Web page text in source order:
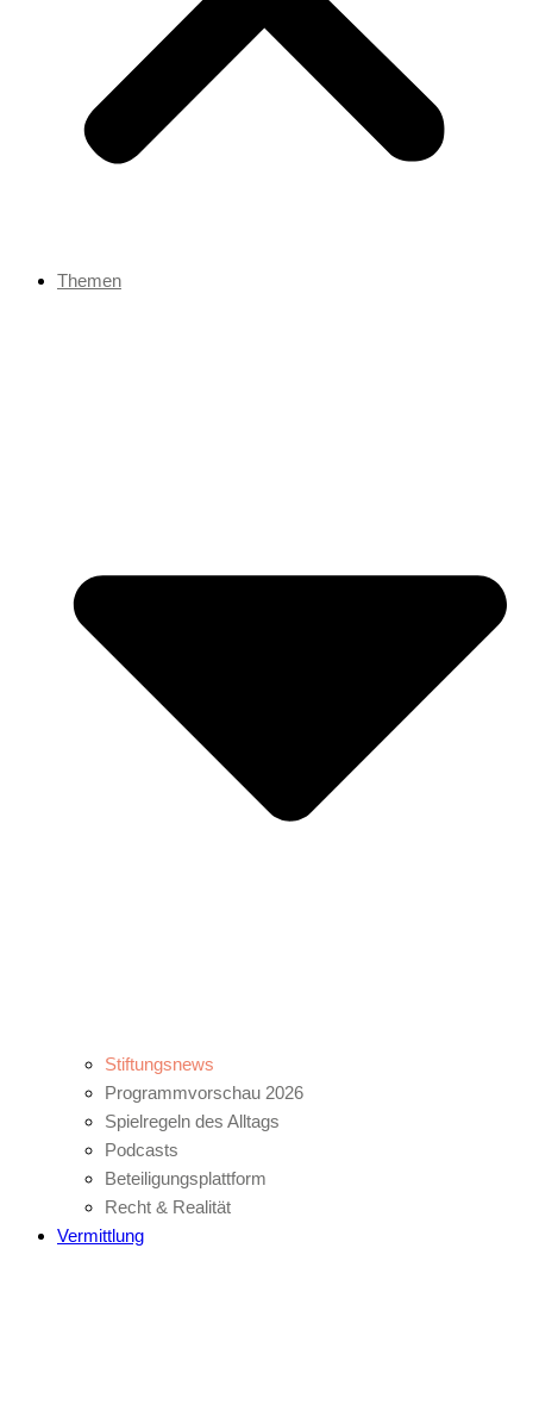
Themen
Stiftungsnews
Programmvorschau 2026
Spielregeln des Alltags
Podcasts
Beteiligungsplattform
Recht & Realität
Vermittlung